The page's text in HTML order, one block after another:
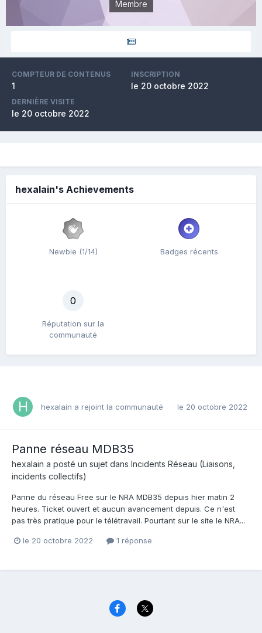
Membre
COMPTEUR DE CONTENUS
1
INSCRIPTION
le 20 octobre 2022
DERNIÈRE VISITE
le 20 octobre 2022
hexalain's Achievements
Newbie (1/14) Badges récents
0
Réputation sur la
communauté
hexalain a rejoint la communauté le 20 octobre 2022
Panne réseau MDB35
hexalain a posté un sujet dans Incidents Réseau (Liaisons,
incidents collectifs)
Panne du réseau Free sur le NRA MDB35 depuis hier matin 2
heures. Ticket ouvert et aucun avancement depuis. Ce n'est
pas très pratique pour le télétravail. Pourtant sur le site le NRA...
le 20 octobre 2022 1 réponse